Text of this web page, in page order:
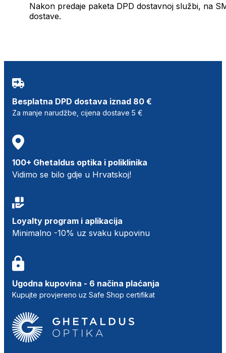
Nakon predaje paketa DPD dostavnoj službi, na
dostave.
Besplatna DPD dostava iznad 80 €
Za manje narudžbe, cijena dostave 5 €
100+ Ghetaldus optika i poliklinika
Vidimo se bilo gdje u Hrvatskoj!
Loyalty program i aplikacija
Minimalno -10% uz svaku kupovinu
Ugodna kupovina - 6 načina plaćanja
Kupujte provjereno uz Safe Shop certifikat